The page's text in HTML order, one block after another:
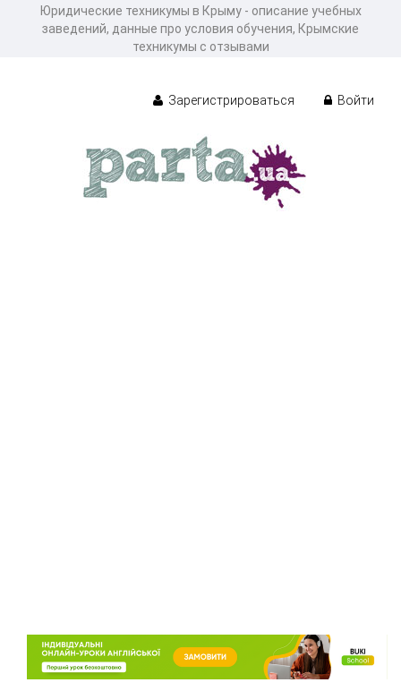
Юридические техникумы в Крыму - описание учебных
заведений, данные про условия обучения, Крымские
техникумы с отзывами
Зарегистрироваться Войти